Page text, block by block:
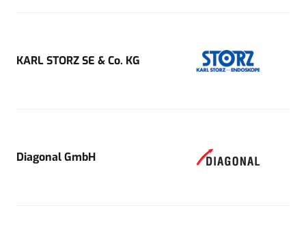
KARL STORZ SE & Co. KG
Diagonal GmbH